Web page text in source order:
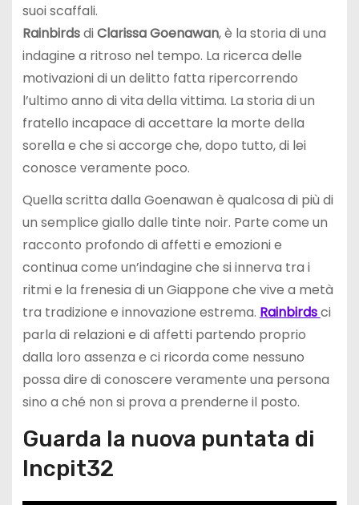
suoi scaffali.
RainbirdsdiClarissa Goenawan, è la storia di una
indagine a ritroso nel tempo. La ricerca delle
motivazioni di un delitto fatta ripercorrendo
l’ultimo anno di vita della vittima. La storia di un
fratello incapace di accettare la morte della
sorella e che si accorge che, dopo tutto, di lei
conosce veramente poco.
Quella scritta dalla Goenawan è qualcosa di più di
un semplice giallo dalle tinte noir. Parte come un
racconto profondo di affetti e emozioni e
continua come un’indagine che si innerva tra i
ritmi e la frenesia di un Giappone che vive a metà
tra tradizione e innovazione estrema. Rainbirdsci
parla di relazioni e di affetti partendo proprio
dalla loro assenza e ci ricorda come nessuno
possa dire di conoscere veramente una persona
sino a ché non si prova a prenderne il posto.
Guarda la nuova puntata di
Incpit32